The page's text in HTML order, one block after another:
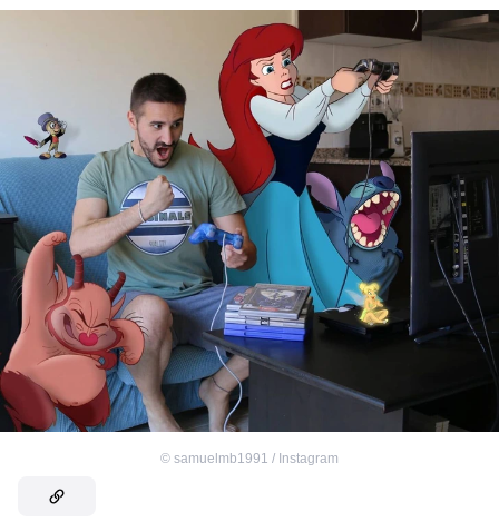
© samuelmb1991 / Instagram